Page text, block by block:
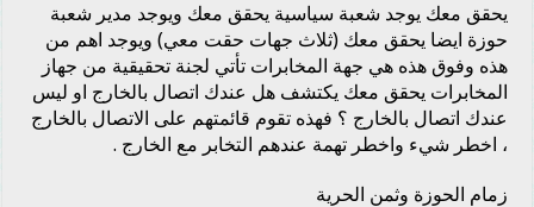
يحقق معك يوجد شعبة سياسية يحقق معك ويوجد مدير شعبة
حوزة ايضا يحقق معك (ثلاث جهات حقت معي) ويوجد اهم من
هذه وفوق هذه هي جهة المخابرات تأتي لجنة تحقيقية من جهاز
المخابرات يحقق معك يكتشف هل عندك اتصال بالخارج او ليس
عندك اتصال بالخارج ؟ فهذه تقوم قائمتهم على الاتصال بالخارج
، اخطر شيء واخطر تهمة عندهم التخابر مع الخارج .
زمام الحوزة وثمن الحرية